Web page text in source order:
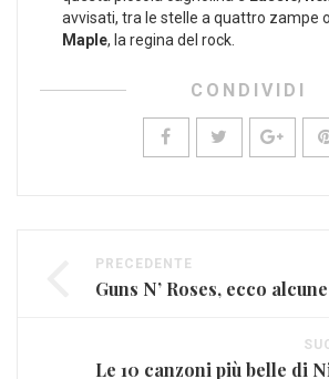
avvisati, tra le stelle a quattro zampe
Maple, la regina del rock.
CONDIVIDI
PRECEDENTE